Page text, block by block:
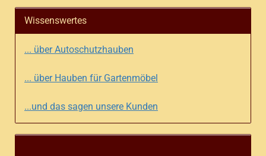
Wissenswertes
... über Autoschutzhauben
... über Hauben für Gartenmöbel
...und das sagen unsere Kunden